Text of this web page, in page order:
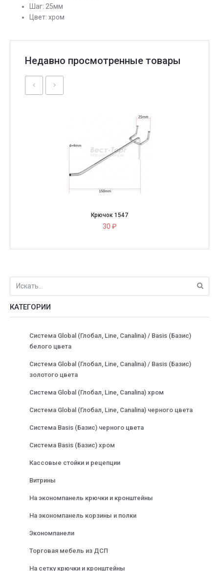
Шаг: 25мм
Цвет: хром
Недавно просмотренные товары
Крючок 1547
30 ₽
КАТЕГОРИИ
Система Global (Глобал, Line, Canalina) / Basis (Базис)
белого цвета
Система Global (Глобал, Line, Canalina) / Basis (Базис)
золотого цвета
Система Global (Глобал, Line, Canalina) хром
Система Global (Глобал, Line, Canalina) черного цвета
Система Basis (Базис) черного цвета
Система Basis (Базис) хром
Кассовые стойки и рецепции
Витрины
На экономпанель крючки и кронштейны
На экономпанель корзины и полки
Экономпанели
Торговая мебель из ДСП
На сетку крючки и кронштейны